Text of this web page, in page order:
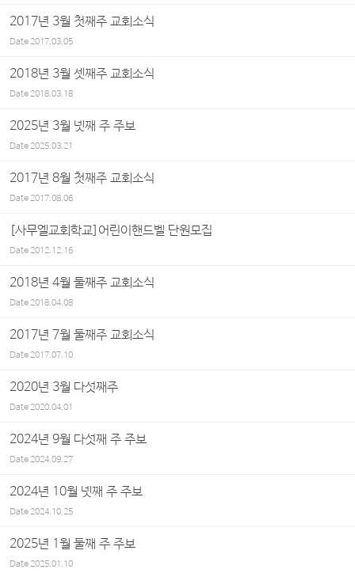
2017년 3월 첫째주 교회소식
Date2017.03.05
2018년 3월 셋째주 교회소식
Date2018.03.18
2025년 3월 넷째 주 주보
Date2025.03.21
2017년 8월 첫째주 교회소식
Date2017.08.06
[사무엘교회학교]어린이핸드벨 단원모집
Date2012.12.16
2018년 4월 둘째주 교회소식
Date2018.04.08
2017년 7월 둘째주 교회소식
Date2017.07.10
2020년 3월 다섯째주
Date2020.04.01
2024년 9월 다섯째 주 주보
Date2024.09.27
2024년 10월 넷째 주 주보
Date2024.10.25
2025년 1월 둘째 주 주보
Date2025.01.10